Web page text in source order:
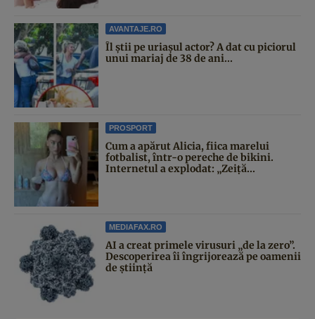
AVANTAJE.RO
Îl știi pe uriașul actor? A dat cu piciorul
unui mariaj de 38 de ani...
PROSPORT
Cum a apărut Alicia, fiica marelui
fotbalist, într-o pereche de bikini.
Internetul a explodat: „Zeiță...
MEDIAFAX.RO
AI a creat primele virusuri „de la zero”.
Descoperirea îi îngrijorează pe oamenii
de știință